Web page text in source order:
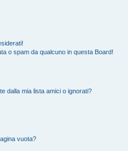
o spam da qualcuno in questa Board!
dalla mia lista amici o ignorati?
vuota?